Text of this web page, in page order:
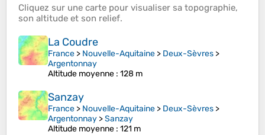
Cliquez sur une carte pour visualiser sa topographie,
son altitude et son relief.
La Coudre
France > Nouvelle-Aquitaine > Deux-Sèvres >
Argentonnay
Altitude moyenne : 128 m
Sanzay
France > Nouvelle-Aquitaine > Deux-Sèvres >
Argentonnay >Sanzay
Altitude moyenne : 121 m